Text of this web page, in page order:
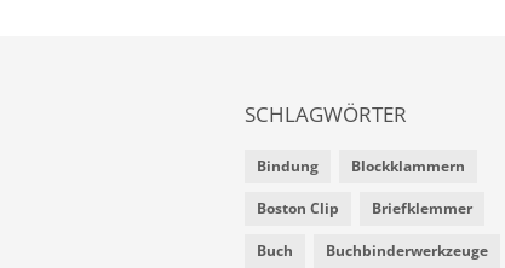
SCHLAGWÖRTER
Bindung Blockklammern
Boston Clip Briefklemmer
Buch Buchbinderwerkzeuge